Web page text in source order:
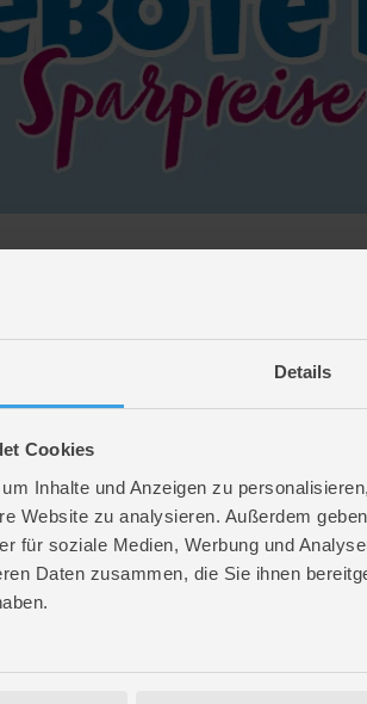
Details
Cookies
Inhalte und Anzeigen zu
Website zu analysieren. Außerdem
für soziale Medien, Werbung und
Daten zusammen, die Sie ihnen